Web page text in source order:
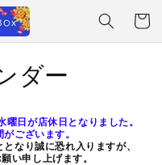
ー
ト
ダー
日が店休日となりました。
ございます。
なり誠に恐れ入りますが、
い申し上げます。